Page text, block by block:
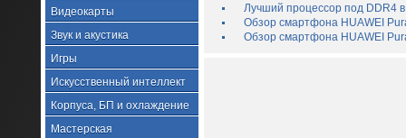
Видеокарты
Звук и акустика
Игры
Искусственный интеллект
Корпуса, БП и охлаждение
Мастерская
Лучший процессор под DDR4
Обзор смартфона HUAWEI
Обзор смартфона HUAWEI